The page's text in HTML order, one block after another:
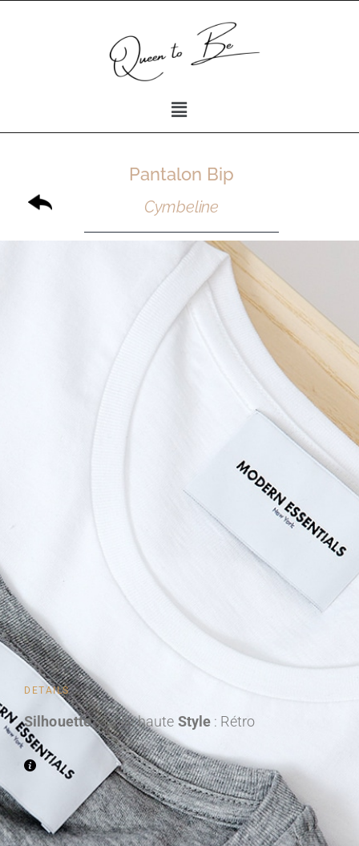
Pantalon Bip
Cymbeline
DETAILS
Silhouette: Taille haute Style : Rétro
Entre 1300€ et 2000€ TTC
Entre 2000€ et 2500€ TTC